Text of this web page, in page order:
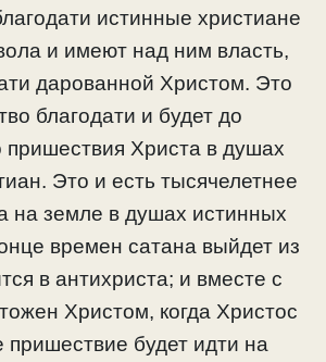
истинные христиане
и имеют над ним власть,
дарованной Христом. Это
благодати и будет до
пришествия Христа в душах
Это и есть тысячелетнее
на земле в душах истинных
времен сатана выйдет из
в антихриста; и вместе с
Христом, когда Христос
будет идти на